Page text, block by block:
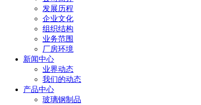
发展历程
企业文化
组织结构
业务范围
厂房环境
新闻中心
业界动态
我们的动态
产品中心
玻璃钢制品